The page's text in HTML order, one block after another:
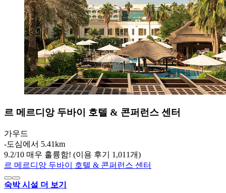
르 메르디앙 두바이 호텔 & 콘퍼런스 센터
가우드
‐도심에서 5.41km
9.2/10 매우 훌륭함! (이용 후기 1,011개)
르 메르디앙 두바이 호텔 & 콘퍼런스 센터
숙박 시설 더 보기